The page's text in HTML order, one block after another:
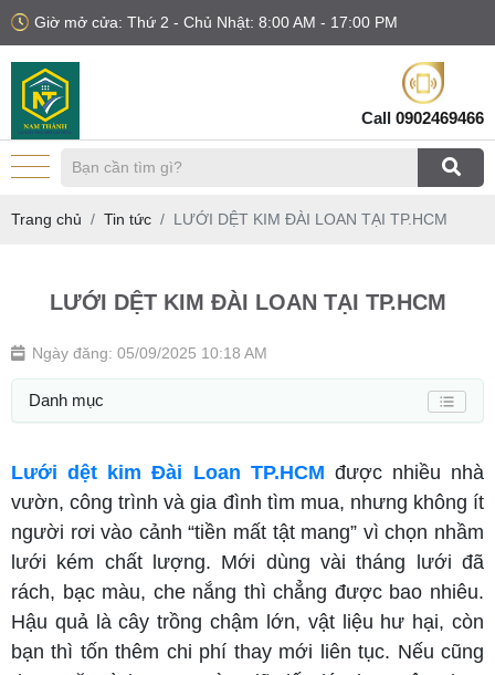
Giờ mở cửa: Thứ 2 - Chủ Nhật: 8:00 AM - 17:00 PM
Call 0902469466
Trang chủ Tin tức LƯỚI DỆT KIM ĐÀI LOAN TẠI TP.HCM
LƯỚI DỆT KIM ĐÀI LOAN TẠI TP.HCM
Ngày đăng: 05/09/2025 10:18 AM
Danh mục
Lưới dệt kim Đài Loan TP.HCM được nhiều nhà
vườn, công trình và gia đình tìm mua, nhưng không ít
người rơi vào cảnh “tiền mất tật mang” vì chọn nhầm
lưới kém chất lượng. Mới dùng vài tháng lưới đã
rách, bạc màu, che nắng thì chẳng được bao nhiêu.
Hậu quả là cây trồng chậm lớn, vật liệu hư hại, còn
bạn thì tốn thêm chi phí thay mới liên tục. Nếu cũng